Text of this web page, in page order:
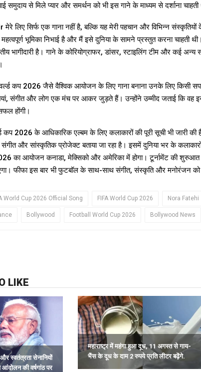
समुदाय से मिले प्यार और समर्थन को भी इस गाने के माध्यम से दर्शाना चाहती
लिए सिर्फ एक गाना नहीं है, बल्कि यह मेरी पहचान और विभिन्न
भूमिका निभाई है और मैं इसे दुनिया के सामने प्रस्तुत करना चाहती
भागीदारी है। गाने के कोरियोग्राफर, डांसर, स्टाइलिंग टीम और कई
वर्ल्ड कप 2026 जैसे वैश्विक आयोजन के लिए गाना बनाना उनके लिए
संगीत और लोग एक मंच पर आकर जुड़ते हैं। उन्होंने उम्मीद जताई कि वह इस
होंगी।
कप 2026 के आधिकारिक एल्बम के लिए कलाकारों की पूरी सूची भी जारी
और सांस्कृतिक प्रोजेक्ट बताया जा रहा है। इसमें दुनिया भर के
का आयोजन कनाडा, मेक्सिको और अमेरिका में होगा। टूर्नामेंट की
फीफा इस बार भी फुटबॉल के साथ-साथ संगीत, संस्कृति और मनोरंजन को
World Cup 2026 Official Song FIFA World Cup 2026 Nora Fatehi
Bollywood Football World Cup 2026 Bollywood News
LIKE
और स्वतंत्रता सेनानियों
आंदोलन की वर्षगांठ पर
महाराष्ट्र में महंगा हुआ दूध, 11 अगस्त से गाय-
भैंस के दूध के दाम 2 रुपये प्रति लीटर बढ़ेंगे.